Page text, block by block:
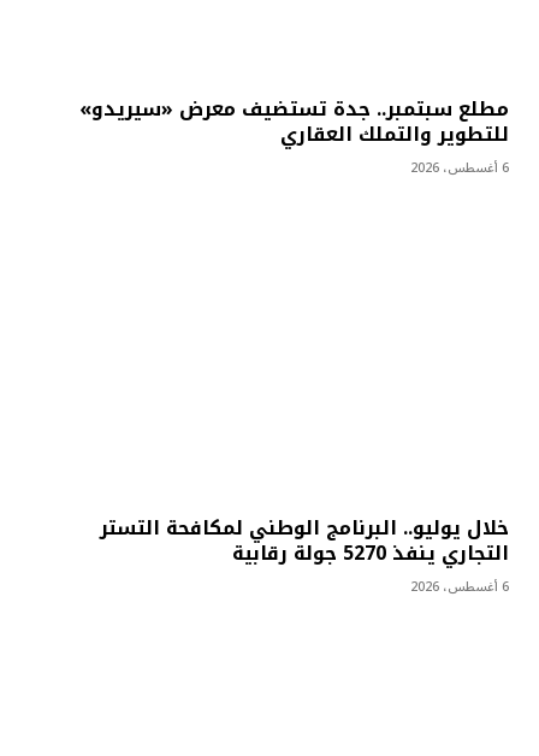
مطلع سبتمبر.. جدة تستضيف معرض «سيريدو»
للتطوير والتملك العقاري
6 أغسطس، 2026
خلال يوليو.. البرنامج الوطني لمكافحة التستر
التجاري ينفذ 5270 جولة رقابية
6 أغسطس، 2026